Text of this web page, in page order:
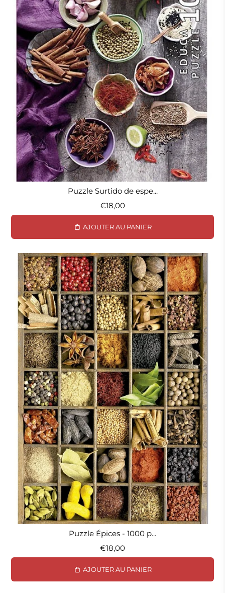
Puzzle Surtido de espe...
€18,00
AJOUTER AU PANIER
Puzzle Épices - 1000 p...
€18,00
AJOUTER AU PANIER